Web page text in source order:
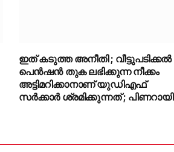
ഇത് കടുത്ത അനീതി ; വീട്ടുപടിക്കൽ
പെൻഷൻ തുക ലഭിക്കുന്ന നീക്കം
അട്ടിമറിക്കാനാണ് യുഡിഎഫ്
സർക്കാർ ശ്രമിക്കുന്നത് ; പിണറായി